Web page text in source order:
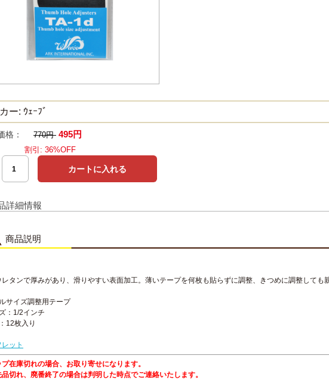
ー: ｳｪｰﾌﾞ
格： 770円 495円
割引: 36%OFF
詳細情報
商品説明
タンで厚みがあり、滑りやすい表面加工。薄いテープを何枚も貼らずに調整、きつめに調整しても
サイズ調整用テープ
：1/2インチ
12枚入り
ット
プ在庫切れの場合、お取り寄せになります。
切れ、廃番終了の場合は判明した時点でご連絡いたします。